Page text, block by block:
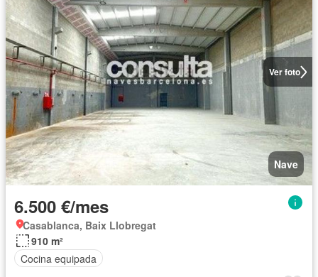
Ver foto
Nave
6.500 €/mes
Casablanca, Baix Llobregat
910 m²
Cocina equipada